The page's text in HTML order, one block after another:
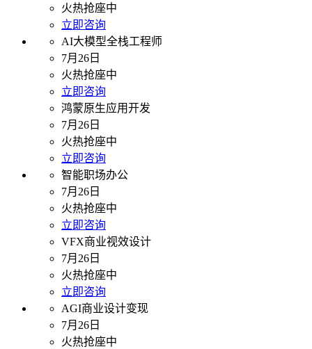
火热抢座中
立即咨询
AI大模型全栈工程师
7月26日
火热抢座中
立即咨询
鸿蒙原生应用开发
7月26日
火热抢座中
立即咨询
智能职场办公
7月26日
火热抢座中
立即咨询
VFX商业视效设计
7月26日
火热抢座中
立即咨询
AGI商业设计变现
7月26日
火热抢座中